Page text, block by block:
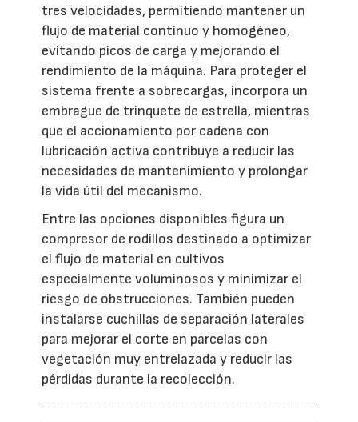
tres velocidades, permitiendo mantener un
flujo de material continuo y homogéneo,
evitando picos de carga y mejorando el
rendimiento de la máquina. Para proteger el
sistema frente a sobrecargas, incorpora un
embrague de trinquete de estrella, mientras
que el accionamiento por cadena con
lubricación activa contribuye a reducir las
necesidades de mantenimiento y prolongar
la vida útil del mecanismo.
Entre las opciones disponibles figura un
compresor de rodillos destinado a optimizar
el flujo de material en cultivos
especialmente voluminosos y minimizar el
riesgo de obstrucciones. También pueden
instalarse cuchillas de separación laterales
para mejorar el corte en parcelas con
vegetación muy entrelazada y reducir las
pérdidas durante la recolección.